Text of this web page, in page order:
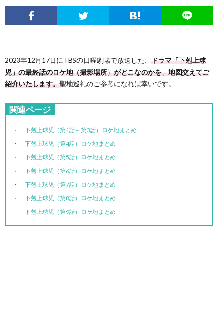
2023年12月17日にTBSの日曜劇場で放送した、 ドラマ「下剋上球
児」の最終話のロケ地（撮影場所）がどこなのかを、地図交えてご
紹介いたします。聖地巡礼のご参考になれば幸いです。
関連ページ
下剋上球児（第1話～第3話）ロケ地まとめ
下剋上球児（第4話）ロケ地まとめ
下剋上球児（第5話）ロケ地まとめ
下剋上球児（第6話）ロケ地まとめ
下剋上球児（第7話）ロケ地まとめ
下剋上球児（第8話）ロケ地まとめ
下剋上球児（第9話）ロケ地まとめ